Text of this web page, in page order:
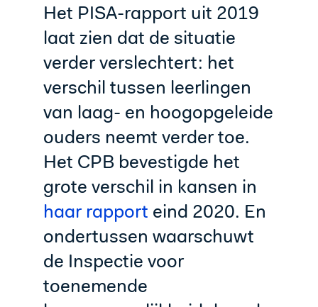
Het PISA-rapport uit 2019
laat zien dat de situatie
verder verslechtert: het
verschil tussen leerlingen
van laag- en hoogopgeleide
ouders neemt verder toe.
Het CPB bevestigde het
grote verschil in kansen in
haar rapport eind 2020. En
ondertussen waarschuwt
de Inspectie voor
toenemende